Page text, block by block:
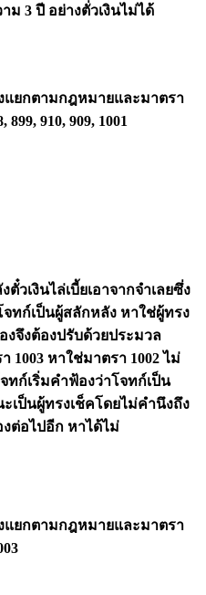
ม 3 ปี อย่างตั่วเงินไม่ได้
แยกตามกฎหมายและมาตรา
910, 909, 1001
เงินไล่เบี้ยเอาจากจำเลยซึ่ง
ทก์เป็นผู้สลักหลัง หาใช่ผู้ทรง
จึงต้องปรับด้วยประมวล
หาใช่มาตรา 1002 ไม่
ทก์เริ่มคำฟ้องว่าโจทก์เป็น
เป็นผู้ทรงเช็คโดยไม่คำนึงถึง
ต่อไปอีก หาได้ไม่
แยกตามกฎหมายและมาตรา